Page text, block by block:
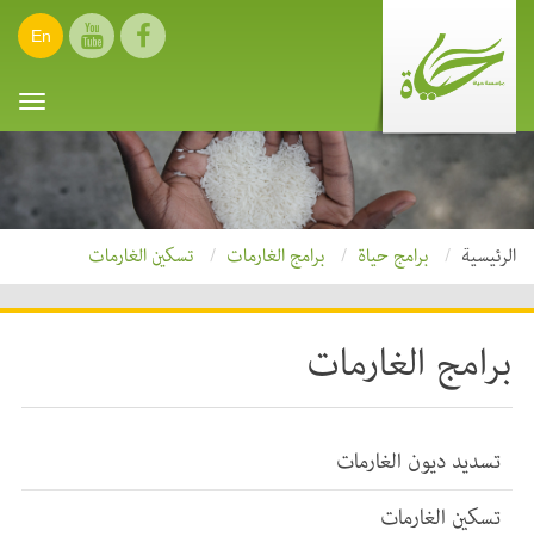
En
الرئيسية برامج حياة برامج الغارمات تسكين الغارمات
برامج الغارمات
تسديد ديون الغارمات
تسكين الغارمات